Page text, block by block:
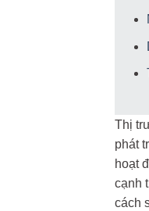
Thị
phát
hoạt
cạnh
cách